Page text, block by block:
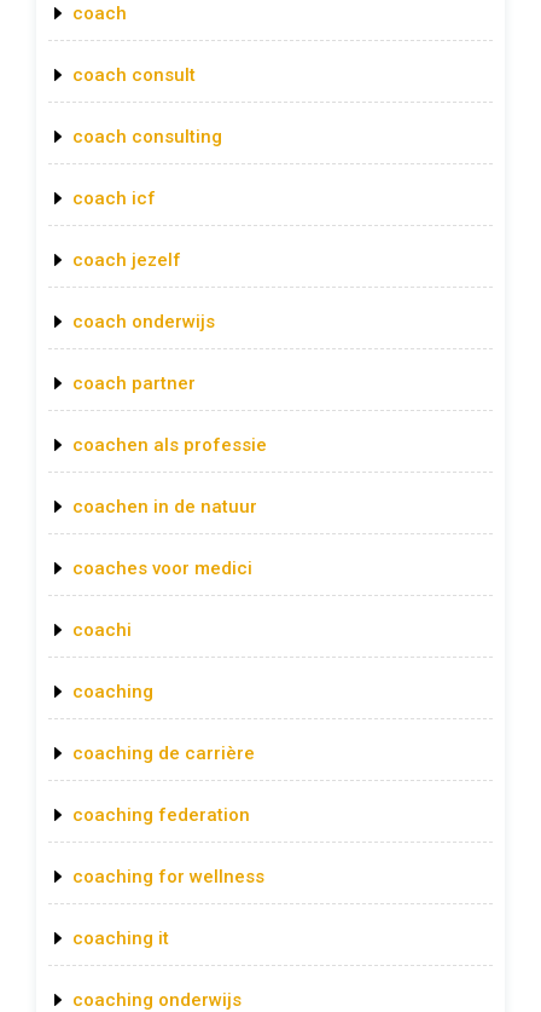
coach
coach consult
coach consulting
coach icf
coach jezelf
coach onderwijs
coach partner
coachen als professie
coachen in de natuur
coaches voor medici
coachi
coaching
coaching de carrière
coaching federation
coaching for wellness
coaching it
coaching onderwijs